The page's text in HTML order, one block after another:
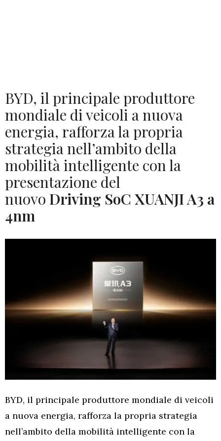
BYD, il principale produttore
mondiale di veicoli a nuova
energia, rafforza la propria
strategia nell’ambito della
mobilità intelligente con la
presentazione del
nuovo Driving SoC XUANJI A3 a
4nm
BYD, il principale produttore mondiale di veicoli
a nuova energia, rafforza la propria strategia
nell’ambito della mobilità intelligente con la